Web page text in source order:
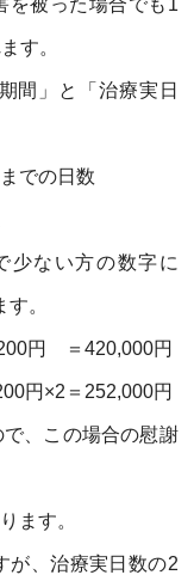
す。
間」と「治療実日
での日数
少ない方の数字に
。
円 ＝420,000円
円×2 ＝ 252,000円
で、この場合の慰謝
ます。
が、治療実日数の2